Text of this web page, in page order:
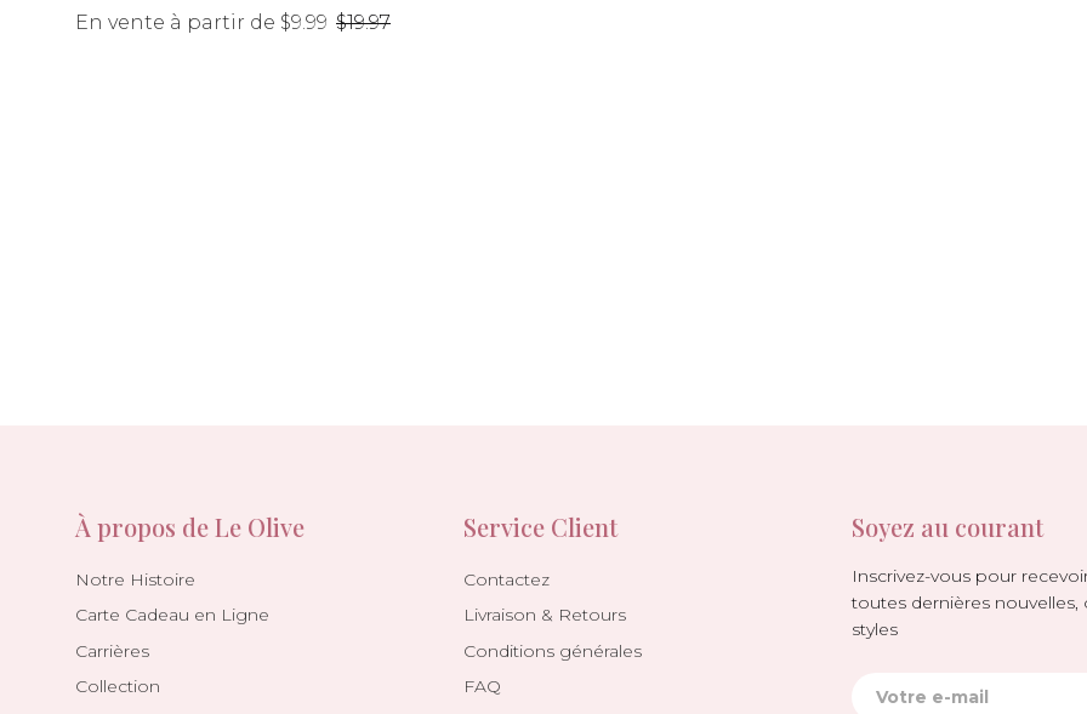
En vente à partir de $9.99
Prix
$19.97
À propos de Le Olive
Notre Histoire
Carte Cadeau en Ligne
Carrières
Collection
Service Client
Contactez
Livraison & Retours
Conditions générales
FAQ
Soyez au courant
Inscrivez-vous pour
toutes dernières nouvelles,
styles